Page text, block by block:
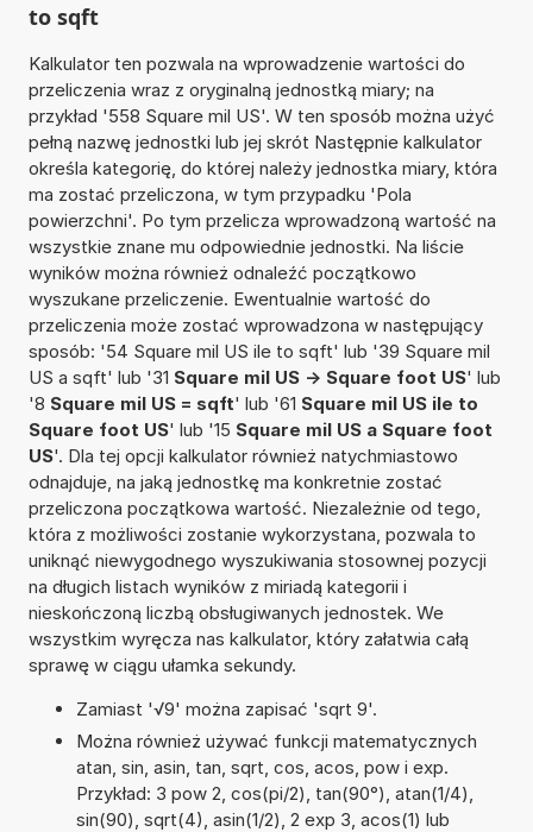
to sqft
Kalkulator ten pozwala na wprowadzenie wartości do
przeliczenia wraz z oryginalną jednostką miary; na
przykład '558 Square mil US'. W ten sposób można użyć
pełną nazwę jednostki lub jej skrót Następnie kalkulator
określa kategorię, do której należy jednostka miary, która
ma zostać przeliczona, w tym przypadku 'Pola
powierzchni'. Po tym przelicza wprowadzoną wartość na
wszystkie znane mu odpowiednie jednostki. Na liście
wyników można również odnaleźć początkowo
wyszukane przeliczenie. Ewentualnie wartość do
przeliczenia może zostać wprowadzona w następujący
sposób: '54 Square mil US ile to sqft' lub '39 Square mil
US a sqft' lub '31 Square mil US -> Square foot US' lub
'8 Square mil US = sqft' lub '61 Square mil US ile to
Square foot US' lub '15 Square mil US a Square foot
US'. Dla tej opcji kalkulator również natychmiastowo
odnajduje, na jaką jednostkę ma konkretnie zostać
przeliczona początkowa wartość. Niezależnie od tego,
która z możliwości zostanie wykorzystana, pozwala to
uniknąć niewygodnego wyszukiwania stosownej pozycji
na długich listach wyników z miriadą kategorii i
nieskończoną liczbą obsługiwanych jednostek. We
wszystkim wyręcza nas kalkulator, który załatwia całą
sprawę w ciągu ułamka sekundy.
Zamiast '√9' można zapisać 'sqrt 9'.
Można również używać funkcji matematycznych
atan, sin, asin, tan, sqrt, cos, acos, pow i exp.
Przykład: 3 pow 2, cos(pi/2), tan(90°), atan(1/4),
sin(90), sqrt(4), asin(1/2), 2 exp 3, acos(1) lub